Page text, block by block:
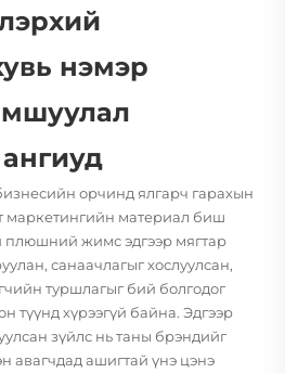
нэмэр
орчинд ялгарч гарахын
маркетингийн материал биш
плюшний жимсэдгээр мягтар
санаачлагыг хослуулсан,
туршлагыг бий болгодог
түүнд хүрээгүй байна. Эдгээр
зүйлс нь таны брэндийг
авагчдад ашигтай үнэ цэнэ